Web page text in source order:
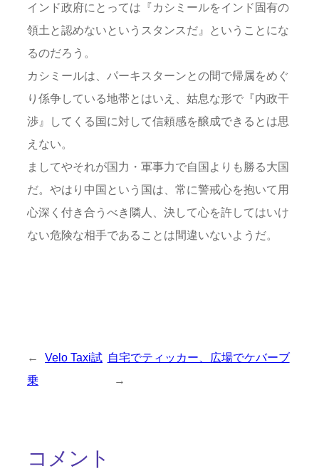
インド政府にとっては『カシミールをインド固有の
領土と認めないというスタンスだ』ということにな
るのだろう。
カシミールは、パーキスターンとの間で帰属をめぐ
り係争している地帯とはいえ、姑息な形で『内政干
渉』してくる国に対して信頼感を醸成できるとは思
えない。
ましてやそれが国力・軍事力で自国よりも勝る大国
だ。やはり中国という国は、常に警戒心を抱いて用
心深く付き合うべき隣人、決して心を許してはいけ
ない危険な相手であることは間違いないようだ。
←
Velo Taxi試
乗
自宅でティッカー、広場でケバーブ
→
コメント